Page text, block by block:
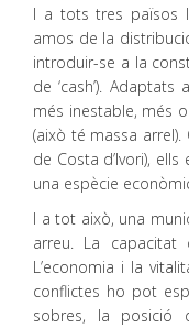
I a tots tres països
amos de la
introduir-se a la
de ‘cash’).
més inestable, més
(això té massa arrel).
de Costa d’Ivori),
una espècie
I a tot això, una
arreu. La capacitat
L’economia i la
conflictes ho pot
sobres, la posició